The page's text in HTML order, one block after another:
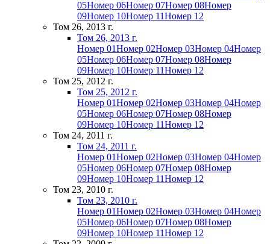
05Номер 06Номер 07Номер 08Номер
09Номер 10Номер 11Номер 12
Том 26, 2013 г.
Том 26, 2013 г.
Номер 01Номер 02Номер 03Номер 04Номер
05Номер 06Номер 07Номер 08Номер
09Номер 10Номер 11Номер 12
Том 25, 2012 г.
Том 25, 2012 г.
Номер 01Номер 02Номер 03Номер 04Номер
05Номер 06Номер 07Номер 08Номер
09Номер 10Номер 11Номер 12
Том 24, 2011 г.
Том 24, 2011 г.
Номер 01Номер 02Номер 03Номер 04Номер
05Номер 06Номер 07Номер 08Номер
09Номер 10Номер 11Номер 12
Том 23, 2010 г.
Том 23, 2010 г.
Номер 01Номер 02Номер 03Номер 04Номер
05Номер 06Номер 07Номер 08Номер
09Номер 10Номер 11Номер 12